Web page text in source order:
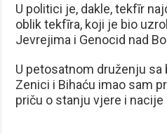
U politici je, dakle, tekfīr
oblik tekfīra, koji je bio
Jevrejima i Genocid nad
U petosatnom druženju
Zenici i Bihaću imao sam
priču o stanju vjere i nacije